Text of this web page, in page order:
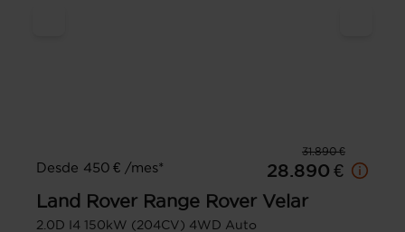
31.890 €
Desde 450 € /mes*
28.890 €
Land Rover Range Rover Velar
2.0D I4 150kW (204CV) 4WD Auto